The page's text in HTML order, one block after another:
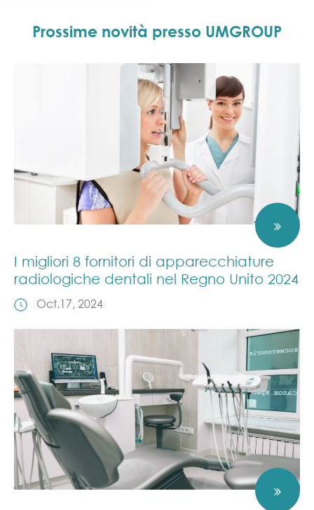
Prossime novità presso UMGROUP
I migliori 8 fornitori di apparecchiature
radiologiche dentali nel Regno Unito 2024
Oct.17, 2024